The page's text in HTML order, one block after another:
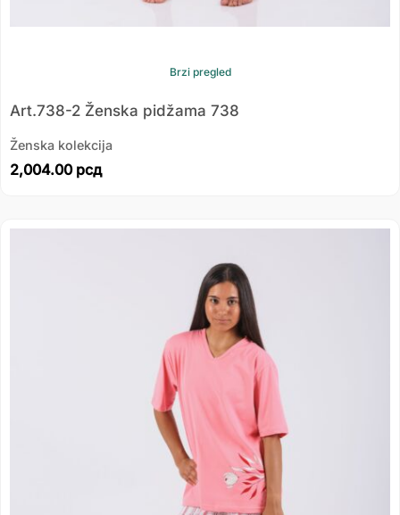
Brzi pregled
Art.738-2 Ženska pidžama 738
Ženska kolekcija
2,004.00 рсд